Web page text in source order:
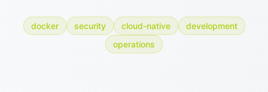
docker security cloud-native
development
operations